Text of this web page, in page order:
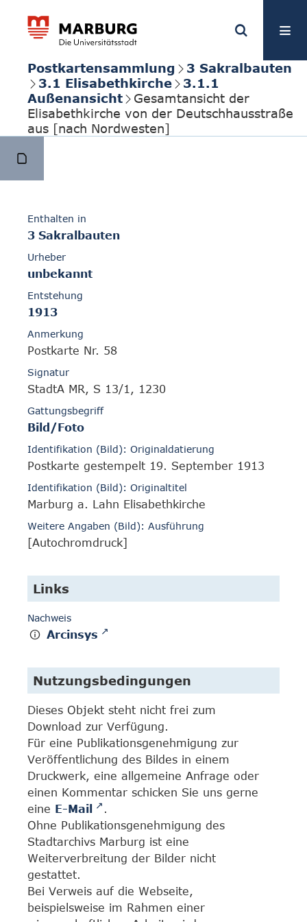
Postkartensammlung
3 Sakralbauten
3.1 Elisabethkirche
3.1.1
Außenansicht
Gesamtansicht der
Elisabethkirche von der Deutschhausstraße
aus [nach Nordwesten]
Enthalten in
3 Sakralbauten
Urheber
unbekannt
Entstehung
1913
Anmerkung
Postkarte Nr. 58
Signatur
StadtA MR, S 13/1, 1230
Gattungsbegriff
Bild/Foto
Identifikation (Bild): Originaldatierung
Postkarte gestempelt 19. September 1913
Identifikation (Bild): Originaltitel
Marburg a. Lahn Elisabethkirche
Weitere Angaben (Bild): Ausführung
[Autochromdruck]
Links
Nachweis
Arcinsys
Nutzungsbedingungen
Dieses Objekt steht nicht frei zum
Download zur Verfügung.
Für eine Publikationsgenehmigung zur
Veröffentlichung des Bildes in einem
Druckwerk, eine allgemeine Anfrage oder
einen Kommentar schicken Sie uns gerne
eine E-Mail
.
Ohne Publikationsgenehmigung des
Stadtarchivs Marburg ist eine
Weiterverbreitung der Bilder nicht
gestattet.
Bei Verweis auf die Webseite,
beispielsweise im Rahmen einer